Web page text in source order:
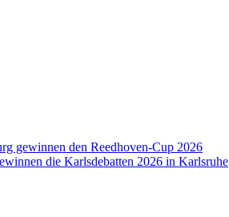
gewinnen den Reedhoven-Cup 2026
die Karlsdebatten 2026 in Karlsruhe